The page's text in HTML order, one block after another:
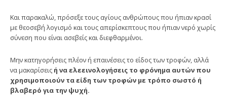
Και παρακαλώ, πρόσεξε τους αγίους ανθρώπους που ήπιαν κρασί
με θεοσεβή λογισμό και τους απερίσκεπτους που ήπιαν νερό χωρίς
σύνεση που είναι ασεβείς και διεφθαρμένοι.
Μην κατηγορήσεις πλέον ή επαινέσεις το είδος των τροφών, αλλά
να μακαρίσεις ή να ελεεινολογήσεις το φρόνημα αυτών που
χρησιμοποιούν τα είδη των τροφών με τρόπο σωστό ή
βλαβερό για την ψυχή.